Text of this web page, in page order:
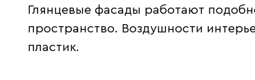
Глянцевые фасады работают
пространство. Воздушности
пластик.